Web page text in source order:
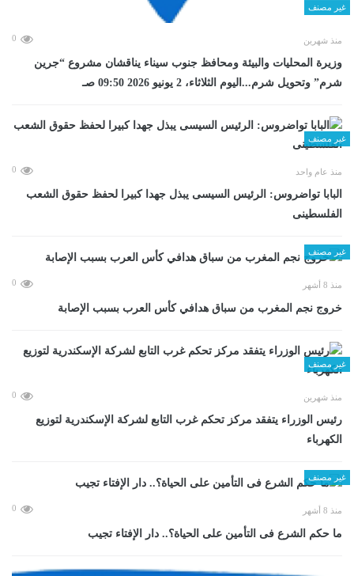
غير مصنف
منذ شهرين 0
وزيرة المحليات والبيئة ومحافظ جنوب سيناء يناقشان مشروع “جرين
شرم” وتحويل شرم...اليوم الثلاثاء، 2 يونيو 2026 09:50 صـ
غير مصنف
منذ عام واحد 0
البابا تواضروس: الرئيس السيسى يبذل جهدا كبيرا لحفظ حقوق الشعب
الفلسطينى
غير مصنف
منذ 8 أشهر 0
خروج نجم المغرب من سباق هدافي كأس العرب بسبب الإصابة
غير مصنف
منذ شهرين 0
رئيس الوزراء يتفقد مركز تحكم غرب التابع لشركة الإسكندرية لتوزيع
الكهرباء
غير مصنف
منذ 8 أشهر 0
ما حكم الشرع فى التأمين على الحياة؟.. دار الإفتاء تجيب